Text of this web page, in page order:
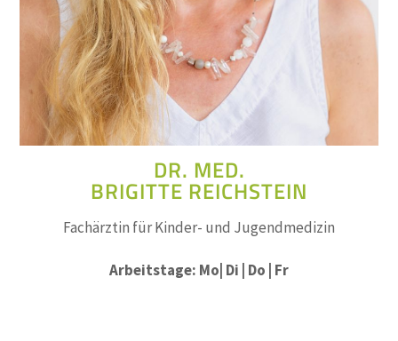
DR. MED.
BRIGITTE REICHSTEIN
Fachärztin für Kinder- und Jugendmedizin
Arbeitstage: Mo| Di | Do | Fr